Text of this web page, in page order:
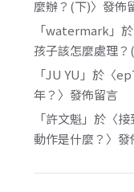
麼辦？(下)〉發佈
「watermark 」
孩子該怎麼處理？
「JU YU 」於〈
年？ 〉發佈留言
「許文魁」於〈接
動作是什麼？ 〉發